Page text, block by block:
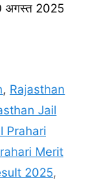
अगस्त 2025
, Rajasthan
Jail
Prahari
Merit
2025,